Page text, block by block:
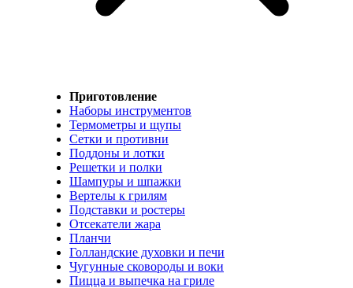
Приготовление
Наборы инструментов
Термометры и щупы
Сетки и противни
Поддоны и лотки
Решетки и полки
Шампуры и шпажки
Вертелы к грилям
Подставки и ростеры
Отсекатели жара
Планчи
Голландские духовки и печи
Чугунные сковороды и воки
Пицца и выпечка на гриле